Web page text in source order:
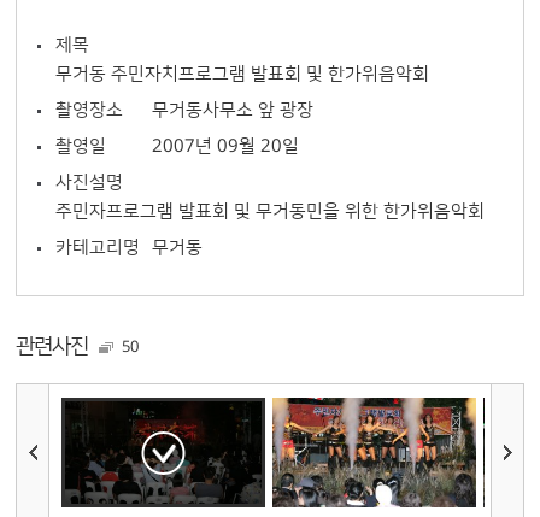
제목
무거동 주민자치프로그램 발표회 및 한가위음악회
촬영장소
무거동사무소 앞 광장
촬영일
2007년 09월 20일
사진설명
주민자프로그램 발표회 및 무거동민을 위한 한가위음악회
카테고리명
무거동
관련사진 50